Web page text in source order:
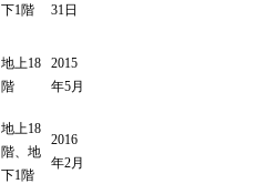
下1階
31日
地上18
階
2015
年5月
地上18
階、地
下1階
2016
年2月